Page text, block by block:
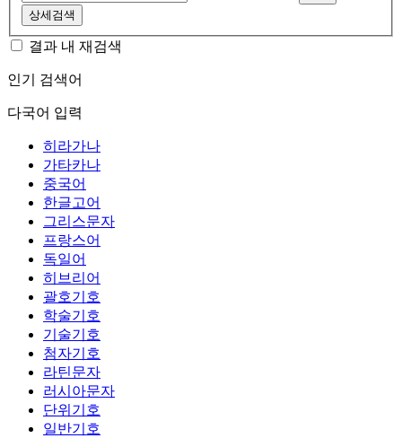
상세검색
결과 내 재검색
인기 검색어
다국어 입력
히라가나
가타카나
중국어
한글고어
그리스문자
프랑스어
독일어
히브리어
괄호기호
학술기호
기술기호
첨자기호
라틴문자
러시아문자
단위기호
일반기호